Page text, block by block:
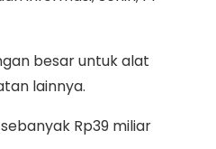
besar untuk alat
lainnya.
Rp39 miliar